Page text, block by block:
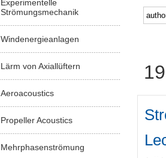
Experimentelle
Strömungsmechanik
Windenergieanlagen
Lärm von Axiallüftern
Aeroacoustics
Propeller Acoustics
Mehrphasenströmung